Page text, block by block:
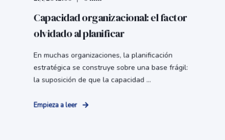
Capacidad organizacional: el factor
olvidado al planificar
En muchas organizaciones, la planificación
estratégica se construye sobre una base frágil:
la suposición de que la capacidad ...
Empieza a leer